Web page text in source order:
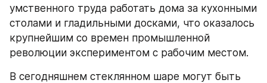
умственного труда работать дома за кухонными
столами и гладильными досками, что оказалось
крупнейшим со времен промышленной
революции экспериментом с рабочим местом.
В сегодняшнем стеклянном шаре могут быть